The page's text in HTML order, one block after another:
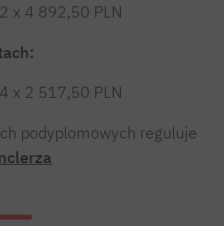
2 x 4 892,50 PLN
4 x 2 517,50 PLN
podyplomowych reguluje